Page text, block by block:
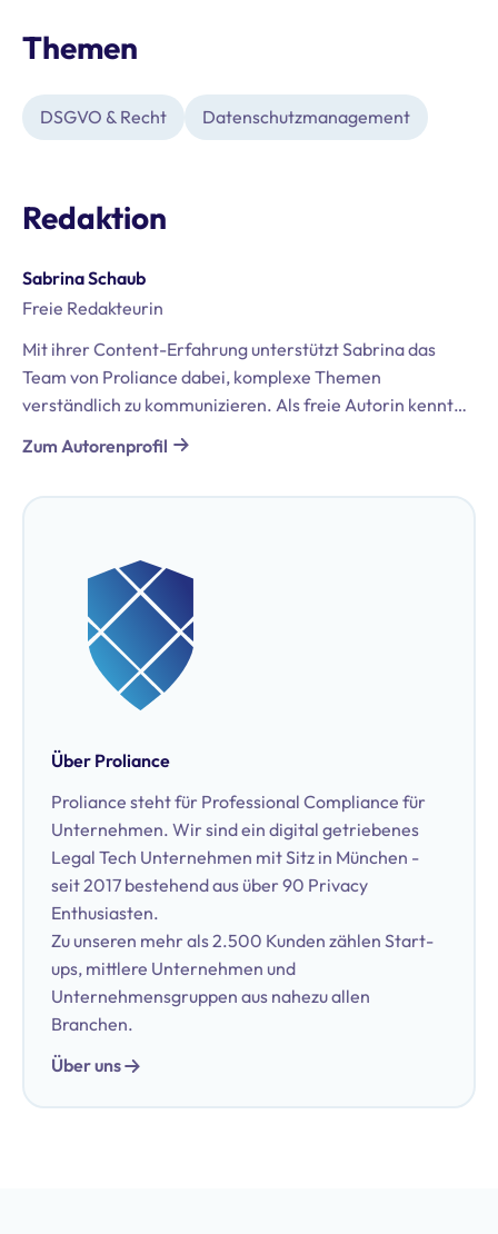
Themen
DSGVO & Recht Datenschutz­management
Redaktion
Sabrina Schaub
Freie Redakteurin
Mit ihrer Content-Erfahrung unterstützt Sabrina das
Team von Proliance dabei, komplexe Themen
verständlich zu kommunizieren. Als freie Autorin kennt
sie die Datenschutzbedürfnisse unterschiedlicher
Branchen und übersetzt selbst anspruchsvolle
Zum Autorenprofil
Über Proliance
Proliance steht für Professional Compliance für
Unternehmen. Wir sind ein digital getriebenes
Legal Tech Unternehmen mit Sitz in München -
seit 2017 bestehend aus über 90 Privacy
Enthusiasten.
Zu unseren mehr als 2.500 Kunden zählen Start-
ups, mittlere Unternehmen und
Unternehmensgruppen aus nahezu allen
Branchen.
Über uns